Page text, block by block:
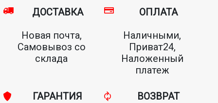
ДОСТАВКА
Новая почта,
Самовывоз со
склада
ОПЛАТА
Наличными,
Приват24,
Наложенный
платеж
ГАРАНТИЯ
ВОЗВРАТ